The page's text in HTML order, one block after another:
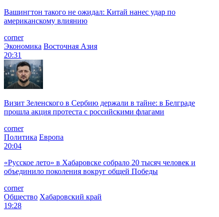
Вашингтон такого не ожидал: Китай нанес удар по
американскому влиянию
corner
Экономика Восточная Азия
20:31
Визит Зеленского в Сербию держали в тайне: в Белграде
прошла акция протеста с российскими флагами
corner
Политика Европа
20:04
«Русское лето» в Хабаровске собрало 20 тысяч человек и
объединило поколения вокруг общей Победы
corner
Общество Хабаровский край
19:28